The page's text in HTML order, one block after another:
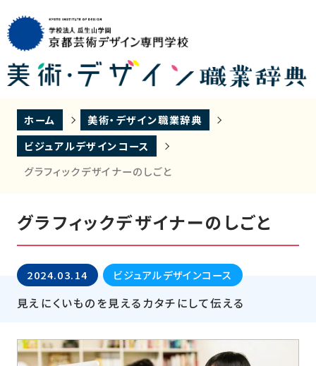
ホーム
美術・デザイン職業辞典
ビジュアルデザインコース
グラフィックデザイナーのしごと
グラフィックデザイナーのしごと
2024.03.14 ビジュアルデザインコース
見えにくいものを見えるカタチにして伝える